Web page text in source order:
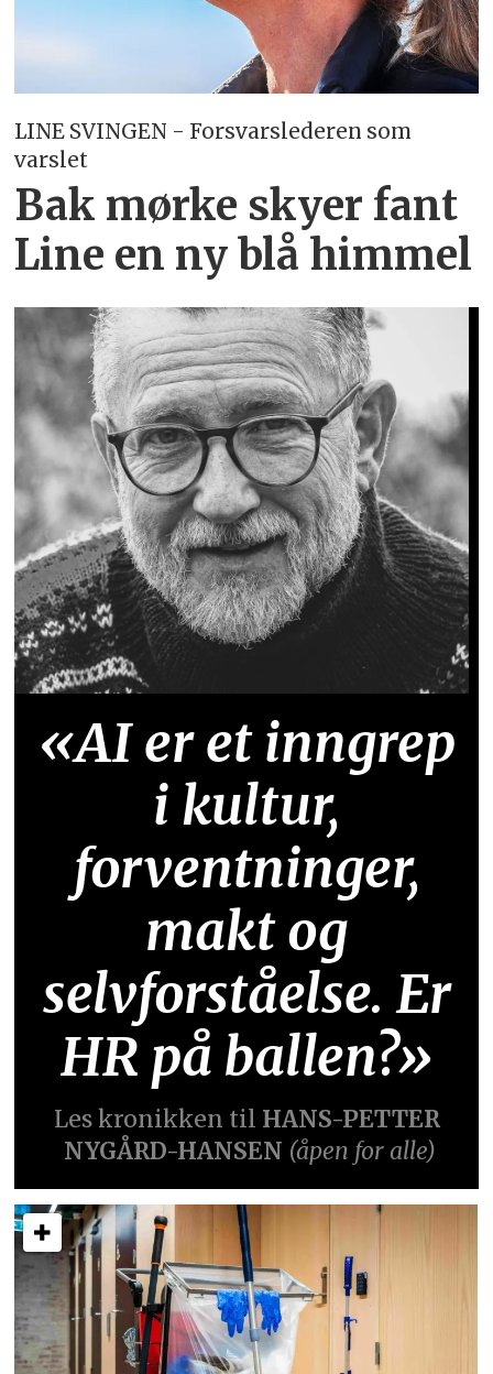
LINE SVINGEN - Forsvarslederen som
varslet
Bak mørke skyer fant
Line en ny blå himmel
«AI er et inngrep
i kultur,
forventninger,
makt og
selvforståelse. Er
HR på ballen?»
Les kronikken til HANS-PETTER
NYGÅRD-HANSEN (åpen for alle)